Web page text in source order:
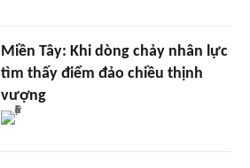
Miền Tây: Khi dòng chảy nhân lực
tìm thấy điểm đảo chiều thịnh
vượng